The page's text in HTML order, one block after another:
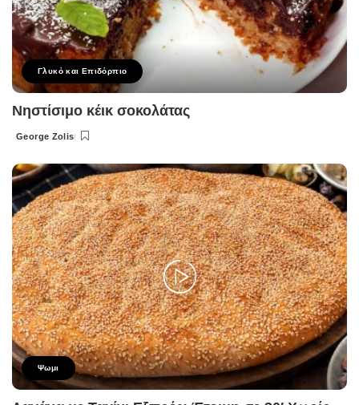
Γλυκό και Επιδόρπιο
Νηστίσιμο κέικ σοκολάτας
Posted
George Zolis
Ψωμι